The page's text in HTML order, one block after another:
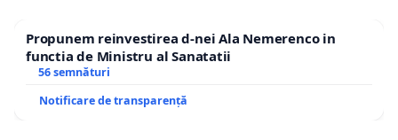
Propunem reinvestirea d-nei Ala Nemerenco in
functia de Ministru al Sanatatii
56 semnături
Notificare de transparență